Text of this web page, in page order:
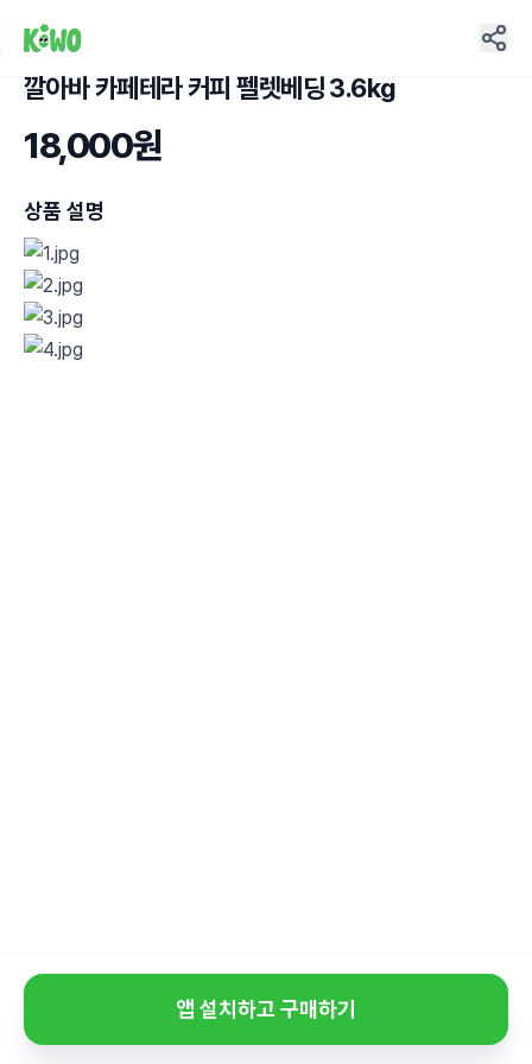
깔아바 카페테라 커피 펠렛베딩 3.6kg
18,000원
상품 설명
앱 설치하고 구매하기